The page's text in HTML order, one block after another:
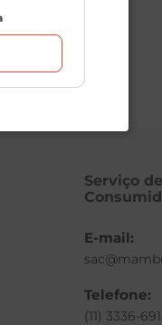
Serviço
E-mail:
Telefone:
(11) 3336-